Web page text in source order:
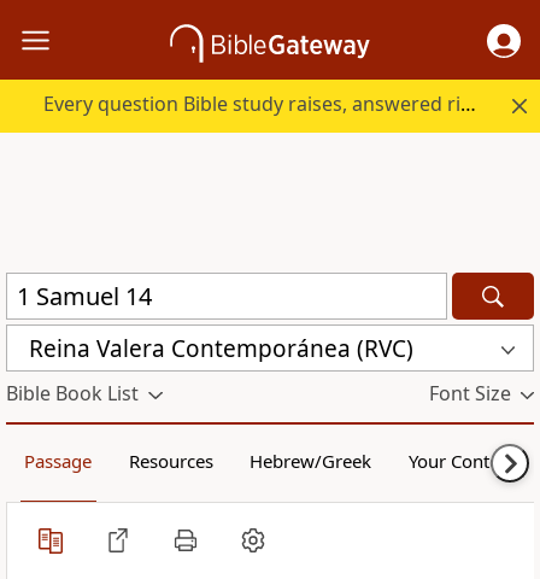
Every question Bible study raises, answered right here.
Reina Valera Contemporánea (RVC)
Bible Book List Font Size
Passage Resources Hebrew/Greek Your Content